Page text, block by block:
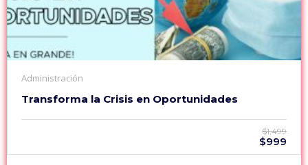
Administración
Transforma la Crisis en Oportunidades
$1,499
$999